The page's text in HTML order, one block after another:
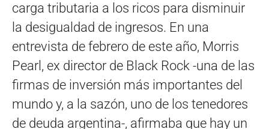
carga tributaria a los ricos para disminuir
la desigualdad de ingresos. En una
entrevista de febrero de este año, Morris
Pearl, ex director de Black Rock -una de las
firmas de inversión más importantes del
mundo y, a la sazón, uno de los tenedores
de deuda argentina-, afirmaba que hay un